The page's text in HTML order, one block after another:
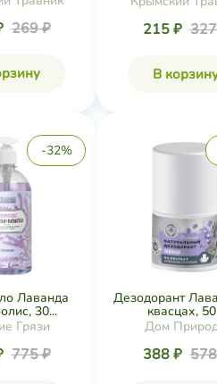
269 ₽ 215 ₽
В
-32%
Лаванда
30...
Грязи
775 ₽
Дезодорант
квасцах,
Дом
388 ₽